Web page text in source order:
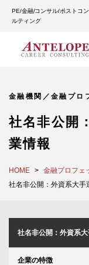
PE/金融/コンサル/ポストコ
ルティング
金融機関／金融プロ
社名非公開
業情報
HOME
金融プロフェ
社名非公開：外資系大手
社名非公開：外資系
企業の特徴